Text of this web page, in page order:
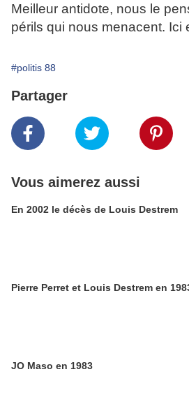
Meilleur antidote, nous le
périls qui nous menacent. Ici
#politis 88
Partager
Vous aimerez aussi
En 2002 le décès de Louis Destrem
Pierre Perret et Louis Destrem en
JO Maso en 1983